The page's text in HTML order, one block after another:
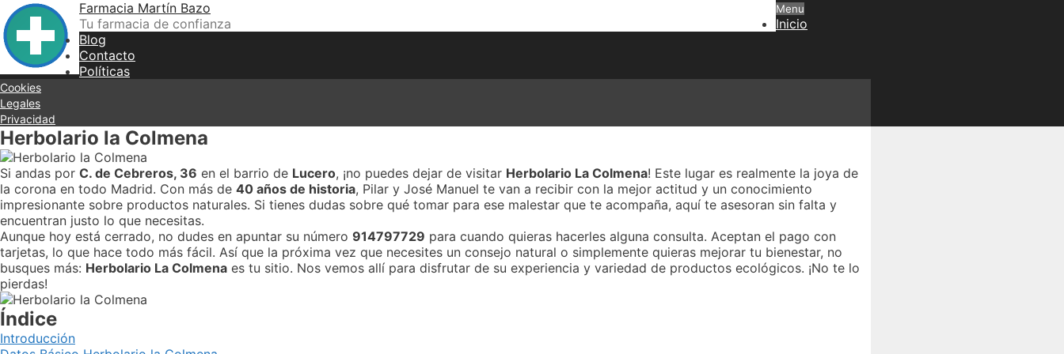
Skip
to
content
Farmacia Martín Bazo
Tu farmacia de confianza
Menu
Inicio
Blog
Contacto
Políticas
Cookies
Legales
Privacidad
Herbolario la Colmena
Si andas por C. de Cebreros, 36 en el barrio de Lucero, ¡no puedes dejar de visitar Herbolario La Colmena! Este lugar es realmente la joya de
la corona en todo Madrid. Con más de 40 años de historia, Pilar y José Manuel te van a recibir con la mejor actitud y un conocimiento
impresionante sobre productos naturales. Si tienes dudas sobre qué tomar para ese malestar que te acompaña, aquí te asesoran sin falta y
encuentran justo lo que necesitas.
Aunque hoy está cerrado, no dudes en apuntar su número 914797729 para cuando quieras hacerles alguna consulta. Aceptan el pago con
tarjetas, lo que hace todo más fácil. Así que la próxima vez que necesites un consejo natural o simplemente quieras mejorar tu bienestar, no
busques más: Herbolario La Colmena es tu sitio. Nos vemos allí para disfrutar de su experiencia y variedad de productos ecológicos. ¡No te lo
pierdas!
Índice
Introducción